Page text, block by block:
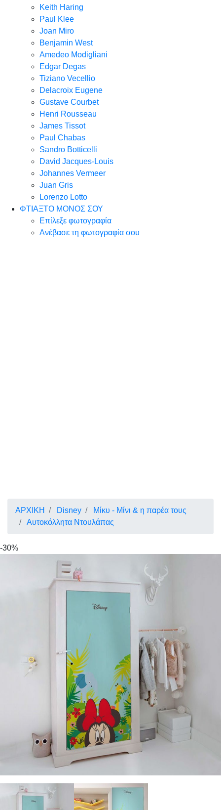
Keith Haring
Paul Klee
Joan Miro
Benjamin West
Amedeo Modigliani
Edgar Degas
Tiziano Vecellio
Delacroix Eugene
Gustave Courbet
Henri Rousseau
James Tissot
Paul Chabas
Sandro Botticelli
David Jacques-Louis
Johannes Vermeer
Juan Gris
Lorenzo Lotto
ΦΤΙΑΞΤΟ ΜΟΝΟΣ ΣΟΥ
Επίλεξε φωτογραφία
Ανέβασε τη φωτογραφία σου
ΑΡΧΙΚΗ Disney
Μίκυ - Μίνι & η παρέα τους
Αυτοκόλλητα Ντουλάπας
-30%